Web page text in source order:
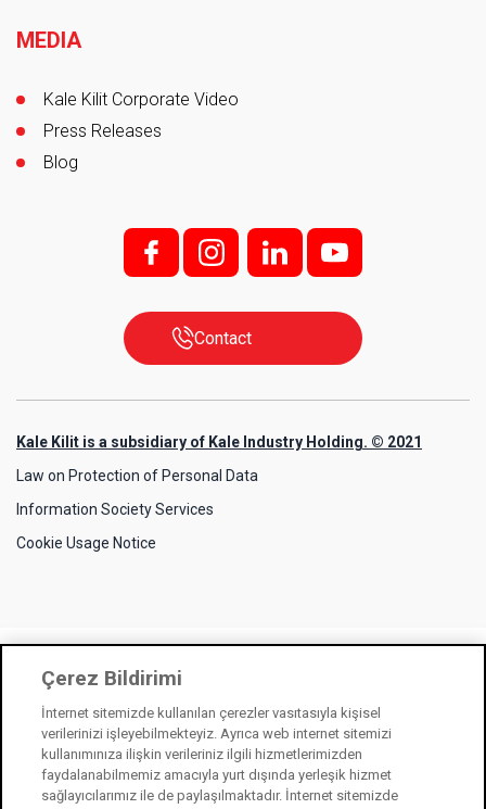
MEDIA
Kale Kilit Corporate Video
Press Releases
Blog
f; i; l y
Contact
Kale Kilit is a subsidiary of Kale Industry Holding. © 2021
Law on Protection of Personal Data
Information Society Services
Cookie Usage Notice
Çerez Bildirimi
İnternet sitemizde kullanılan çerezler vasıtasıyla kişisel
verilerinizi işleyebilmekteyiz. Ayrıca web internet sitemizi
kullanımınıza ilişkin verileriniz ilgili hizmetlerimizden
faydalanabilmemiz amacıyla yurt dışında yerleşik hizmet
sağlayıcılarımız ile de paylaşılmaktadır. İnternet sitemizde